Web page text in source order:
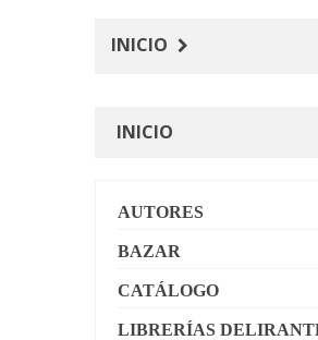
INICIO
INICIO
AUTORES
BAZAR
CATÁLOGO
LIBRERÍAS